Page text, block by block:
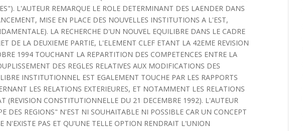
L'AUTEUR REMARQUE LE ROLE DETERMINANT DES LAENDER DANS
MISE EN PLACE DES NOUVELLES INSTITUTIONS A L'EST,
LA RECHERCHE D'UN NOUVEL EQUILIBRE DANS LE CADRE
DE LA DEUXIEME PARTIE, L'ELEMENT CLEF ETANT LA 42EME REVISION
1994 TOUCHANT LA REPARTITION DES COMPETENCES ENTRE LA
DES REGLES RELATIVES AUX MODIFICATIONS DES
INSTITUTIONNEL EST EGALEMENT TOUCHE PAR LES RAPPORTS
LES RELATIONS EXTERIEURES, ET NOTAMMENT LES RELATIONS
(REVISION CONSTITUTIONNELLE DU 21 DECEMBRE 1992). L'AUTEUR
DES REGIONS" N'EST NI SOUHAITABLE NI POSSIBLE CAR UN CONCEPT
N'EXISTE PAS ET QU'UNE TELLE OPTION RENDRAIT L'UNION